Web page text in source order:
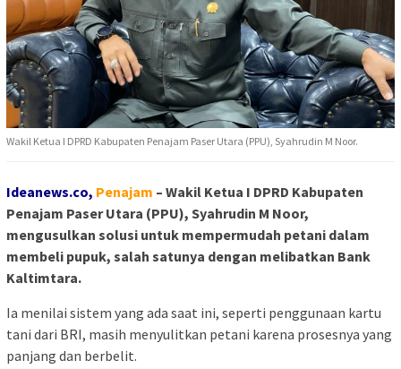
Wakil Ketua I DPRD Kabupaten Penajam Paser Utara (PPU), Syahrudin M Noor.
Ideanews.co, Penajam – Wakil Ketua I DPRD Kabupaten
Penajam Paser Utara (PPU), Syahrudin M Noor,
mengusulkan solusi untuk mempermudah petani dalam
membeli pupuk, salah satunya dengan melibatkan Bank
Kaltimtara.
Ia menilai sistem yang ada saat ini, seperti penggunaan kartu
tani dari BRI, masih menyulitkan petani karena prosesnya yang
panjang dan berbelit.